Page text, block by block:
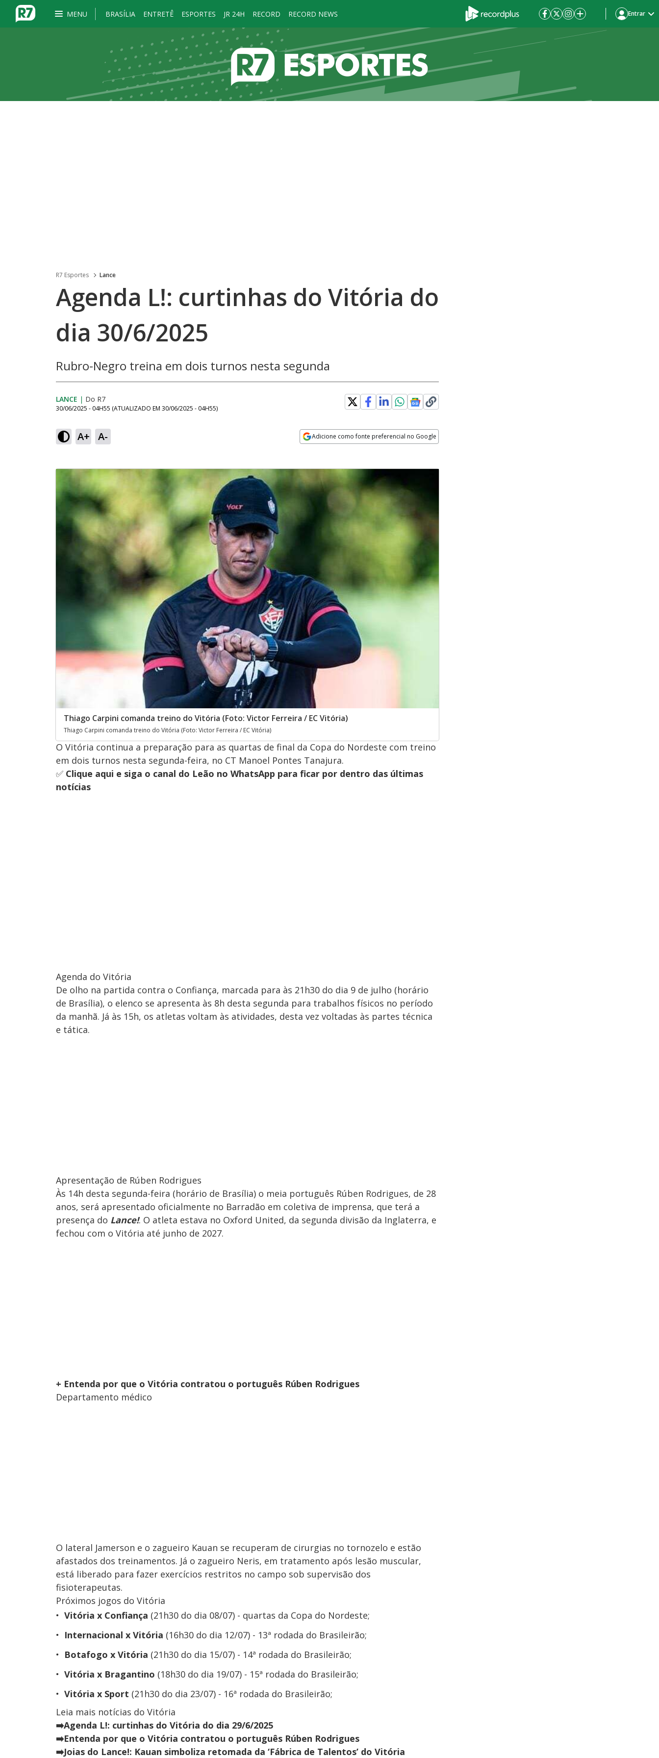
MENU BRASÍLIA ENTRETÊ ESPORTES JR 24H RECORD RECORD NEWS Entrar
R7 Esportes Lance
Agenda L!: curtinhas do Vitória do
dia 30/6/2025
Rubro-Negro treina em dois turnos nesta segunda
LANCE | Do R7
30/06/2025 - 04H55 (ATUALIZADO EM 30/06/2025 - 04H55)
A+ A- Adicione como fonte preferencial no Google
Thiago Carpini comanda treino do Vitória (Foto: Victor Ferreira / EC Vitória)
Thiago Carpini comanda treino do Vitória (Foto: Victor Ferreira / EC Vitória)
O Vitória continua a preparação para as quartas de final da Copa do Nordeste com treino
em dois turnos nesta segunda-feira, no CT Manoel Pontes Tanajura.
✅ Clique aqui e siga o canal do Leão no WhatsApp para ficar por dentro das últimas
notícias
Agenda do Vitória
De olho na partida contra o Confiança, marcada para às 21h30 do dia 9 de julho (horário
de Brasília), o elenco se apresenta às 8h desta segunda para trabalhos físicos no período
da manhã. Já às 15h, os atletas voltam às atividades, desta vez voltadas às partes técnica
e tática.
Apresentação de Rúben Rodrigues
Às 14h desta segunda-feira (horário de Brasília) o meia português Rúben Rodrigues, de 28
anos, será apresentado oficialmente no Barradão em coletiva de imprensa, que terá a
presença do Lance!. O atleta estava no Oxford United, da segunda divisão da Inglaterra, e
fechou com o Vitória até junho de 2027.
+ Entenda por que o Vitória contratou o português Rúben Rodrigues
Departamento médico
O lateral Jamerson e o zagueiro Kauan se recuperam de cirurgias no tornozelo e estão
afastados dos treinamentos. Já o zagueiro Neris, em tratamento após lesão muscular,
está liberado para fazer exercícios restritos no campo sob supervisão dos
fisioterapeutas.
Próximos jogos do Vitória
Vitória x Confiança (21h30 do dia 08/07) - quartas da Copa do Nordeste;
Internacional x Vitória (16h30 do dia 12/07) - 13ª rodada do Brasileirão;
Botafogo x Vitória (21h30 do dia 15/07) - 14ª rodada do Brasileirão;
Vitória x Bragantino (18h30 do dia 19/07) - 15ª rodada do Brasileirão;
Vitória x Sport (21h30 do dia 23/07) - 16ª rodada do Brasileirão;
Leia mais notícias do Vitória
➡️Agenda L!: curtinhas do Vitória do dia 29/6/2025
➡️Entenda por que o Vitória contratou o português Rúben Rodrigues
➡️Joias do Lance!: Kauan simboliza retomada da ‘Fábrica de Talentos’ do Vitória